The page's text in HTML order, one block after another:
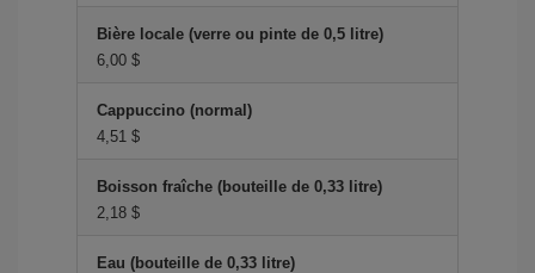
Bière locale (verre ou pinte de 0,5 litre)
6,00 $
Cappuccino (normal)
4,51 $
Boisson fraîche (bouteille de 0,33 litre)
2,18 $
Eau (bouteille de 0,33 litre)